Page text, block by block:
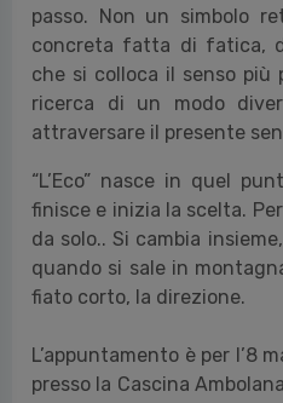
passo. Non un simbolo
concreta fatta di fatica,
che si colloca il senso più
ricerca di un modo
attraversare il presente
“L’Eco” nasce in quel
finisce e inizia la scelta.
da solo.. Si cambia
quando si sale in
fiato corto, la direzione.
L’appuntamento è per l’8
presso la Cascina